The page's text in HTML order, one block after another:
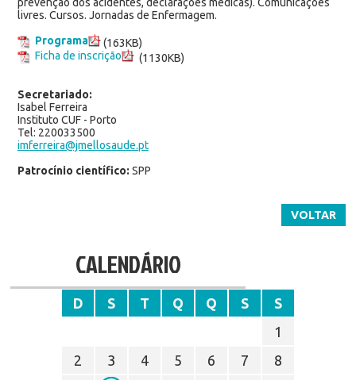
livres. Cursos. Jornadas de Enfermagem.
Programa
(163KB)
Ficha de inscrição
(1130KB)
Secretariado:
Isabel Ferreira
Instituto CUF - Porto
Tel: 220033500
imferreira@jmellosaude.pt
Patrocínio científico: SPP
VOLTAR
CALENDÁRIO
D S T Q Q S
S
1
2
3 4 5 6 7
8